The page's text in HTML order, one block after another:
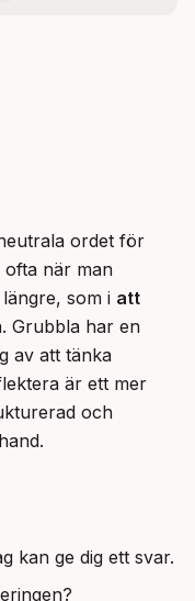
ordet för
ofta när man
som i att
. Grubbla har en
av att tänka
är ett mer
och
kan ge dig ett svar.